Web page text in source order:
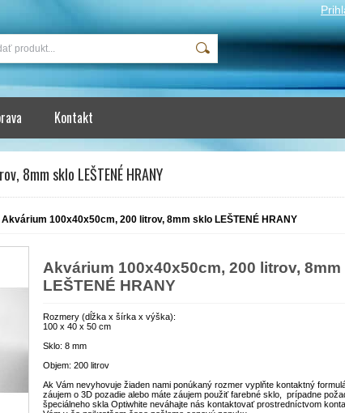
Kontakt
8mm sklo LEŠTENÉ HRANY
Akvárium 100x40x50cm, 200 litrov, 8mm sklo LEŠTENÉ HRANY
Akvárium 100x40x50cm, 200 litrov,
LEŠTENÉ HRANY
Rozmery (dĺžka x šírka x výška):
100 x 40 x 50 cm
Sklo: 8 mm
Objem: 200 litrov
Ak Vám nevyhovuje žiaden nami ponúkaný rozmer vyplňte kontaktný
záujem o 3D pozadie alebo máte záujem použiť farebné sklo, prípadne
špeciálneho skla Optiwhite neváhajte nás kontaktovať prostredníctvom